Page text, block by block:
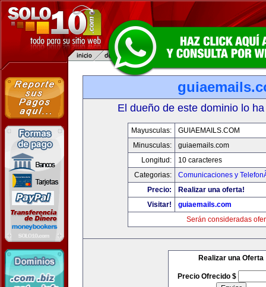
El dueño de este dominio lo
Mayusculas:
GUIAEMAILS.COM
Minusculas:
guiaemails.com
Longitud:
10 caracteres
Categorias:
Comunicaciones y
Precio:
Realizar una oferta!
Visitar!
guiaemails.com
Serán consideradas
Realizar una Oferta
Precio Ofrecido $